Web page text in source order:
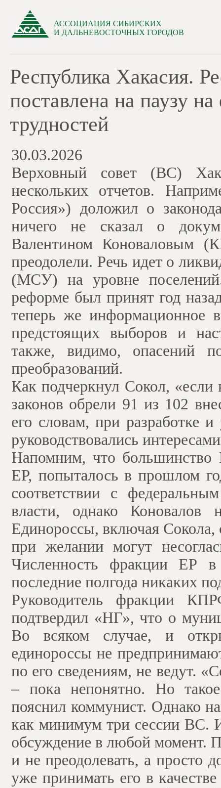
АССОЦИАЦИЯ СИБИРСКИХ
И ДАЛЬНЕВОСТОЧНЫХ ГОРОДОВ
Республика Хакасия.
поставлена на паузу
трудностей
30.03.2026
Верховный совет (ВС)
нескольких отчетов.
Россия») доложил о
ничего не сказал о
Валентином Коноваловым
преодолели. Речь идет о
(МСУ) на уровне
реформе был принят год
теперь же информационное
предстоящих выборов и
также, видимо, опасений
преобразований.
Как подчеркнул Сокол, «если
законов обрели 91 из 102
его словам, при разработке
руководствовались
Напомним, что большинство
ЕР, попыталось в прошлом
соответствии с
власти, однако
Единороссы, включая Сокола,
при желании могут
Численность фракции ЕР
последние полгода никаких
Руководитель фракции
подтвердил «НГ», что о
Во всяком случае, и
единороссы не
по его сведениям, не ведут.
– пока непонятно. Но
пояснил коммунист. Однако
как минимум три сессии ВС.
обсуждение в любой момент.
и не преодолевать, а просто
уже принимать его в